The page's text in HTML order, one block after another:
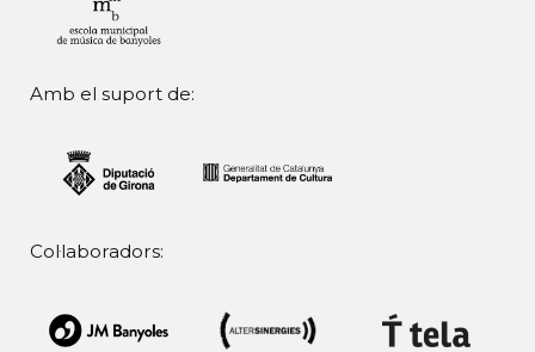
Amb el suport de:
Col·laboradors: